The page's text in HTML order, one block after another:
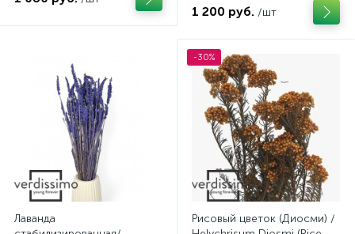
1 200 руб. /шт
Лаванда
-30%
Рисовый цветок (Диосми) /